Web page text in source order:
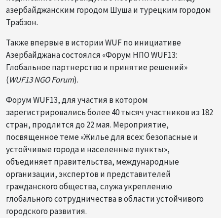
азербайджанским городом Шуша и турецким городом
Трабзон.
Также впервые в истории WUF по инициативе
Азербайджана состоялся «Форум НПО WUF13:
Глобальное партнерство и принятие решений»
(WUF13 NGO Forum).
Форум WUF13, для участия в котором
зарегистрировались более 40 тысяч участников из 182
стран, продлится до 22 мая. Мероприятие,
посвященное теме «Жилье для всех: безопасные и
устойчивые города и населенные пункты»,
объединяет правительства, международные
организации, экспертов и представителей
гражданского общества, служа укреплению
глобального сотрудничества в области устойчивого
городского развития.